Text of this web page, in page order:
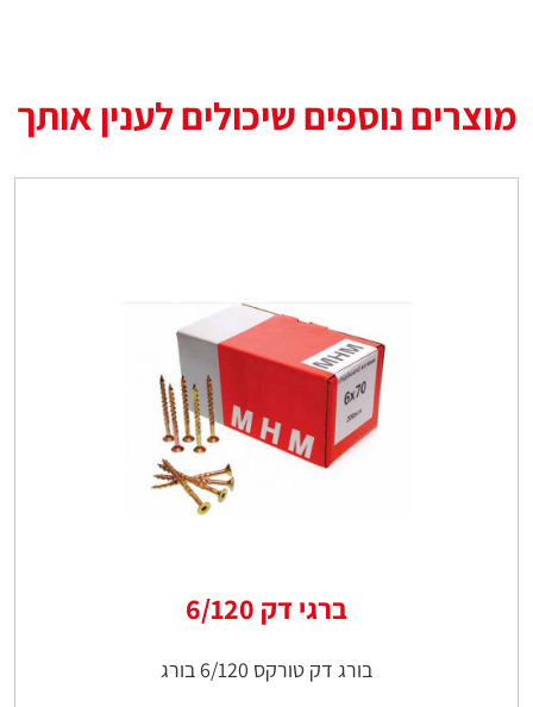
מוצרים נוספים שיכולים לענין אותך
ברגי דק 6/120
בורג דק טורקס 6/120 בורג